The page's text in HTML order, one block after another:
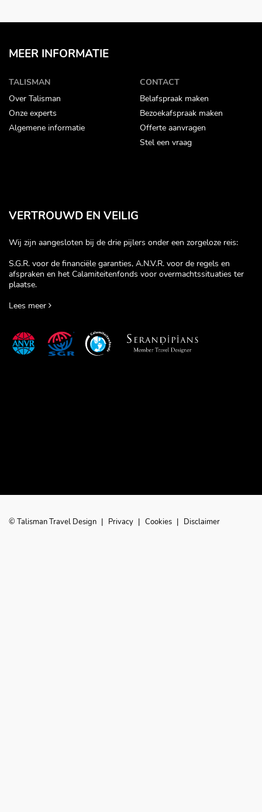
MEER INFORMATIE
TALISMAN
Over Talisman
Onze experts
Algemene informatie
CONTACT
Belafspraak maken
Bezoekafspraak maken
Offerte aanvragen
Stel een vraag
VERTROUWD EN VEILIG
Wij zijn aangesloten bij de drie pijlers onder een zorgeloze reis:
S.G.R. voor de financiële garanties, A.N.V.R. voor de regels en
afspraken en het Calamiteitenfonds voor overmachtssituaties ter
plaatse.
Lees meer
© Talisman Travel Design | Privacy | Cookies | Disclaimer